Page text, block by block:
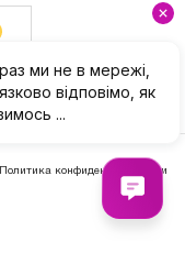
Политика конфиденциальности